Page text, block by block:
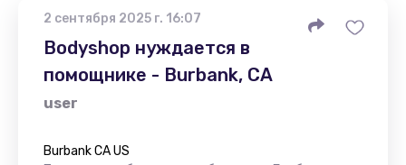
2 сентября 2025 г. 16:07
Bodyshop нуждается в
помощнике - Burbank, CA
user
Burbank CA US